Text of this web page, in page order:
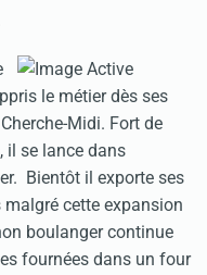
le métier dès ses
Midi. Fort de
il se lance dans
Bientôt il exporte ses
cette expansion
boulanger continue
fournées dans un four